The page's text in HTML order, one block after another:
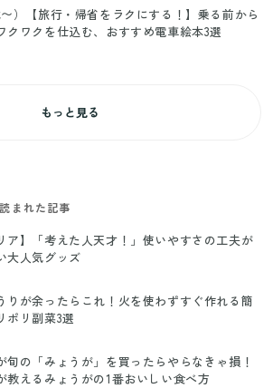
〜）【旅行・帰省をラクにする！】乗る前から
クワクを仕込む、おすすめ電車絵本3選
もっと見る
まれた記事
ア】「考えた人天才！」使いやすさの工夫が
大人気グッズ
りが余ったらこれ！火を使わずすぐ作れる簡
ポリ副菜3選
旬の「みょうが」を買ったらやらなきゃ損！
教えるみょうがの1番おいしい食べ方